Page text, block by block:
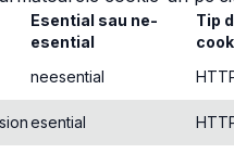
Esential sau ne-
esential
Tip
neesential
esential